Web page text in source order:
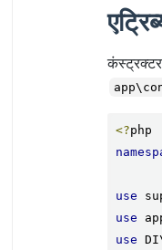
<?
use
use
use